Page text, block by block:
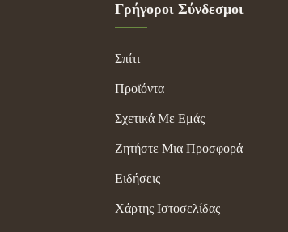
Γρήγοροι Σύνδεσμοι
Σπίτι
Προϊόντα
Σχετικά Με Εμάς
Ζητήστε Μια Προσφορά
Ειδήσεις
Χάρτης Ιστοσελίδας